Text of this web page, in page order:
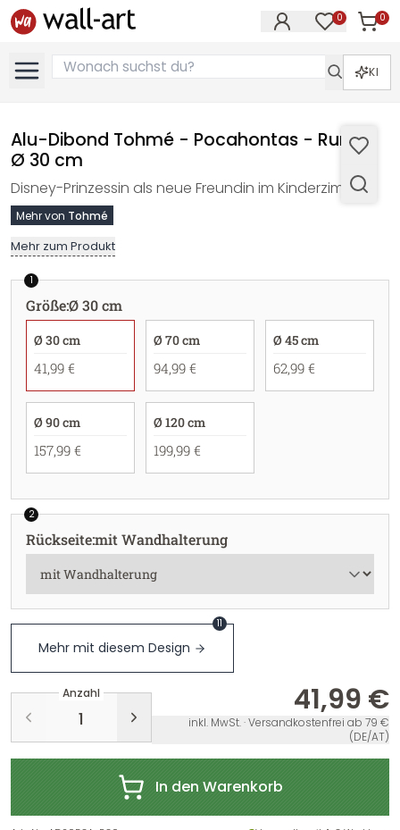
0 0
KI
Alu-Dibond Tohmé - Pocahontas - Rund -
Ø 30 cm
Disney-Prinzessin als neue Freundin im Kinderzimmer
Mehr von Tohmé
Mehr zum Produkt
1
Größe:Ø 30 cm
Ø 30 cm
41,99 €
Ø 70 cm
94,99 €
Ø 45 cm
62,99 €
Ø 90 cm
157,99 €
Ø 120 cm
199,99 €
2
Rückseite:mit Wandhalterung
Mehr mit diesem Design
11
Anzahl 41,99 €
inkl. MwSt. · Versandkostenfrei ab 79 €
(DE/AT)
In den Warenkorb